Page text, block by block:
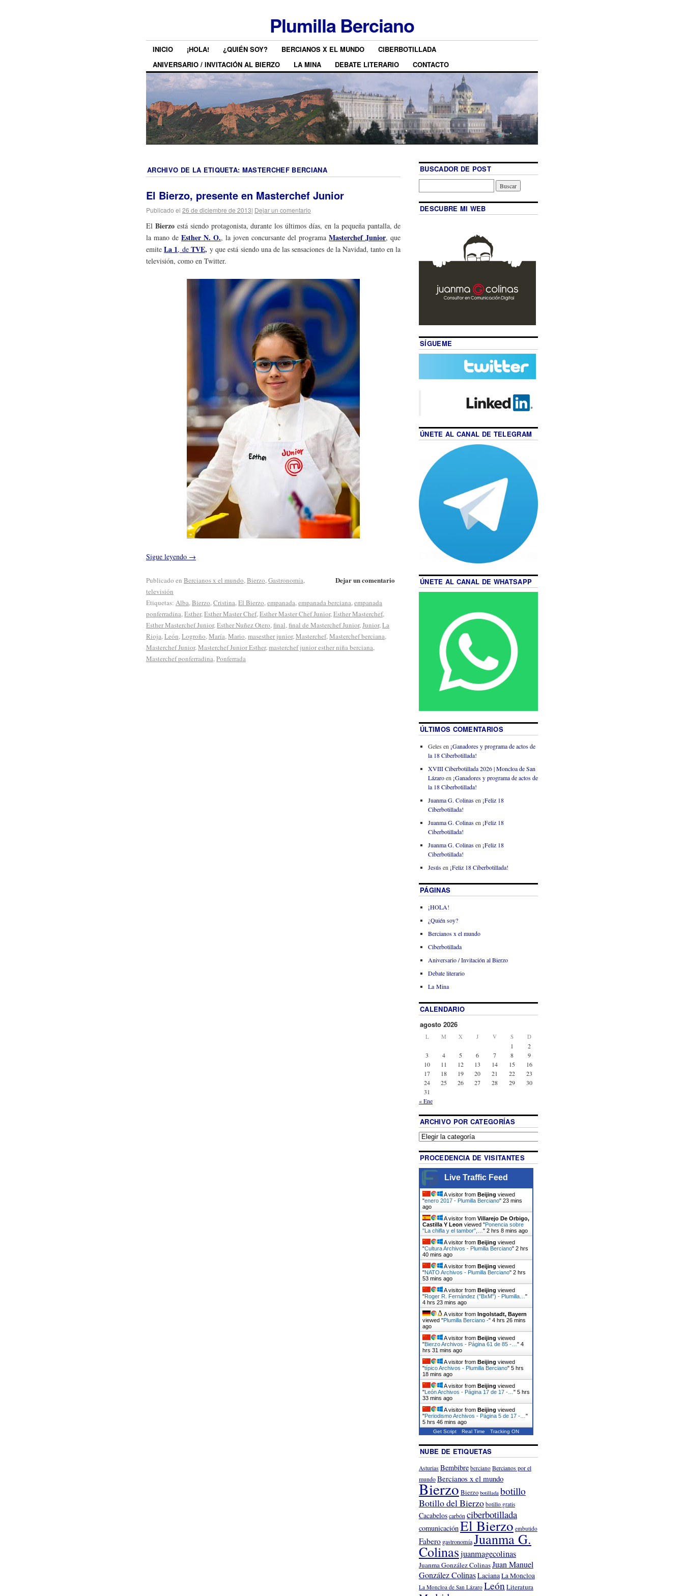
Plumilla Berciano
INICIO ¡HOLA! ¿QUIÉN SOY? BERCIANOS X EL MUNDO
CIBERBOTILLADA
ANIVERSARIO / INVITACIÓN AL BIERZO
LA MINA DEBATE LITERARIO CONTACTO
ARCHIVO DE LA ETIQUETA: MASTERCHEF BERCIANA
El Bierzo, presente en Masterchef Junior
Publicado el 26 de diciembre de 2013| Dejar un comentario
El Bierzoestá siendo protagonista, durante los últimos días, en la pequeña pantalla, de
la mano deEsther N. O., la joven concursante del programaMasterchef Junior, que
emiteLa 1, de TVE, y que está siendo una de las sensaciones de la Navidad, tanto en la
televisión, como en Twitter.
Sigue leyendo →
Dejar un comentario
Publicado en Bercianos x el mundo,Bierzo,Gastronomía,
televisión
Etiquetas: Alba,Bierzo,Cristina,El Bierzo,empanada,empanada berciana,empanada
ponferradina,Esther,Esther Master Chef,Esther Master Chef Junior,Esther Masterchef,
Esther Masterchef Junior,Esther Nuñez Otero,final,final de Masterchef Junior,Junior,La
Rioja,León,Logroño,María,Mario,masesther junior,Masterchef,Masterchef berciana,
Masterchef Junior,Masterchef Junior Esther,masterchef junior esther niña berciana,
Masterchef ponferradina,Ponferrada
BUSCADOR DE POST
DESCUBRE MI WEB
SÍGUEME
ÚNETE AL CANAL DE TELEGRAM
ÚNETE AL CANAL DE WHATSAPP
ÚLTIMOS COMENTARIOS
Geles en ¡Ganadores y programa de actos de
la 18 Ciberbotillada!
XVIII Ciberbotillada 2026 | Moncloa de San
Lázaroen ¡Ganadores y programa de actos de
la 18 Ciberbotillada!
Juanma G. Colinasen ¡Feliz 18
Ciberbotillada!
Juanma G. Colinasen ¡Feliz 18
Ciberbotillada!
Juanma G. Colinasen ¡Feliz 18
Ciberbotillada!
Jesúsen ¡Feliz 18 Ciberbotillada!
PÁGINAS
¡HOLA!
¿Quién soy?
Bercianos x el mundo
Ciberbotillada
Aniversario / Invitación al Bierzo
Debate literario
La Mina
CALENDARIO
agosto 2026
L M X J V S D
1
2
3
4 5 6 7 8
9
10
11 12 13 14 15
16
17
18 19 20 21 22
23
24
25 26 27 28 29
30
31
« Ene
ARCHIVO POR CATEGORÍAS
PROCEDENCIA DE VISITANTES
Live Traffic Feed
A visitor from Beijing viewed
"enero 2017 - Plumilla Berciano" 23 mins
ago
A visitor from Villarejo De Orbigo,
Castilla Y Leon viewed "Ponencia sobre
"La chifla y el tambor",… " 2 hrs 8 mins ago
A visitor from Beijing viewed
"Cultura Archivos - Plumilla Berciano" 2 hrs
40 mins ago
A visitor from Beijing viewed
"NATO Archivos - Plumilla Berciano" 2 hrs
54 mins ago
A visitor from Beijing viewed
"Roger R. Fernández ("BxM") - Plumilla… "
4 hrs 23 mins ago
A visitor from Ingolstadt, Bayern
viewed "Plumilla Berciano -" 4 hrs 26 mins
ago
A visitor from Beijing viewed
"Bierzo Archivos - Página 61 de 85 -… " 4
hrs 31 mins ago
A visitor from Beijing viewed
"típico Archivos - Plumilla Berciano" 5 hrs
18 mins ago
A visitor from Beijing viewed
"León Archivos - Página 17 de 17 -… " 5 hrs
33 mins ago
A visitor from Beijing viewed
"Periodismo Archivos - Página 5 de 17 -… "
5 hrs 46 mins ago
Get Script Real Time Tracking ON
NUBE DE ETIQUETAS
Asturias Bembibre berciano Bercianos por el
mundoBercianos x el mundo
BierzoBierzo botillada botillo
Botillo del Bierzo botillo gratis
Cacabeloscarbón ciberbotillada
comunicaciónEl Bierzo embutido
Fabero gastronomíaJuanma G.
Colinasjuanmagecolinas
Juanma González ColinasJuan Manuel
González ColinasLacianaLa Moncloa
La Moncloa de San Lázaro LeónLiteratura